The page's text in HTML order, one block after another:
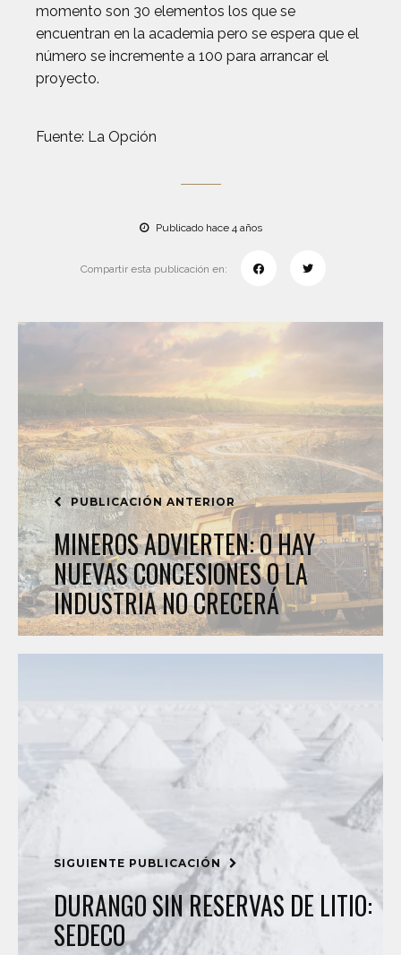
momento son 30 elementos los que se
encuentran en la academia pero se espera que el
número se incremente a 100 para arrancar el
proyecto.
Fuente: La Opción
Publicado hace 4 años
Compartir esta publicación en:
PUBLICACIÓN ANTERIOR
MINEROS ADVIERTEN: O HAY
NUEVAS CONCESIONES O LA
INDUSTRIA NO CRECERÁ
SIGUIENTE PUBLICACIÓN
DURANGO SIN RESERVAS DE LITIO:
SEDECO